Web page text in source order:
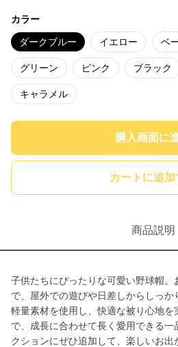
カラー
ダークブルー イエロー ベ
グリーン ピンク ブラック
キャラメル
購入画面に
カートに追加
商品説明
子供たちにぴったりな可愛い野球帽。
で、屋外での遊びや日差しからしっか
軽量素材を使用し、快適な被り心地を
で、成長に合わせて長く愛用できる一
クションにぜひ追加して、楽しいお出